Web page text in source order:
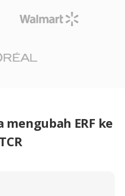
mengubah ERF ke
TCR